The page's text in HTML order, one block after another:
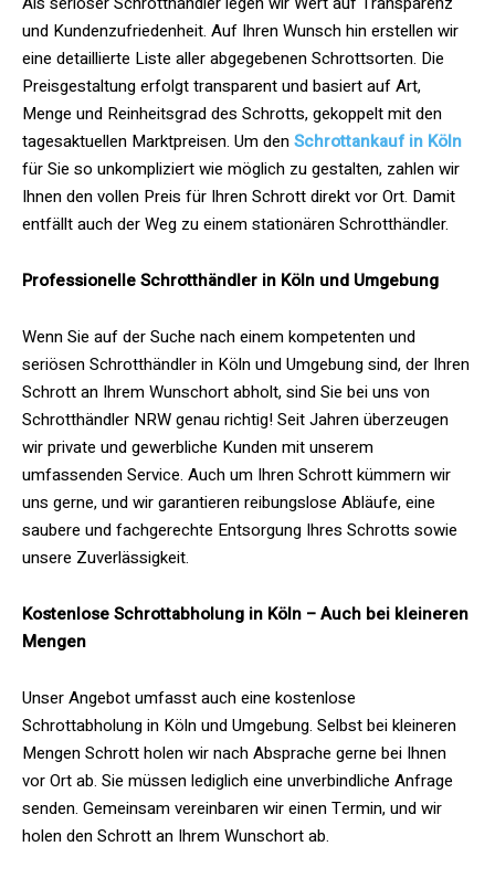
und Kundenzufriedenheit. Auf Ihren Wunsch hin erstellen wir
eine detaillierte Liste aller abgegebenen Schrottsorten. Die
Preisgestaltung erfolgt transparent und basiert auf Art,
Menge und Reinheitsgrad des Schrotts, gekoppelt mit den
tagesaktuellen Marktpreisen. Um denSchrottankauf in Köln
für Sie so unkompliziert wie möglich zu gestalten, zahlen wir
Ihnen den vollen Preis für Ihren Schrott direkt vor Ort. Damit
entfällt auch der Weg zu einem stationären Schrotthändler.
Professionelle Schrotthändler in Köln und Umgebung
Wenn Sie auf der Suche nach einem kompetenten und
seriösen Schrotthändler in Köln und Umgebung sind, der Ihren
Schrott an Ihrem Wunschort abholt, sind Sie bei uns von
Schrotthändler NRW genau richtig! Seit Jahren überzeugen
wir private und gewerbliche Kunden mit unserem
umfassenden Service. Auch um Ihren Schrott kümmern wir
uns gerne, und wir garantieren reibungslose Abläufe, eine
saubere und fachgerechte Entsorgung Ihres Schrotts sowie
unsere Zuverlässigkeit.
Kostenlose Schrottabholung in Köln – Auch bei kleineren
Mengen
Unser Angebot umfasst auch eine kostenlose
Schrottabholung in Köln und Umgebung. Selbst bei kleineren
Mengen Schrott holen wir nach Absprache gerne bei Ihnen
vor Ort ab. Sie müssen lediglich eine unverbindliche Anfrage
senden. Gemeinsam vereinbaren wir einen Termin, und wir
holen den Schrott an Ihrem Wunschort ab.